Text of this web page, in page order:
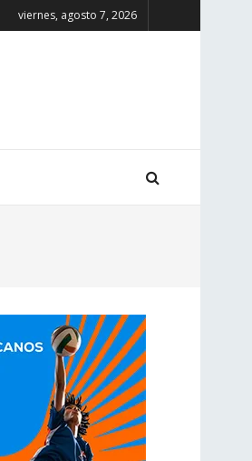
viernes, agosto 7, 2026